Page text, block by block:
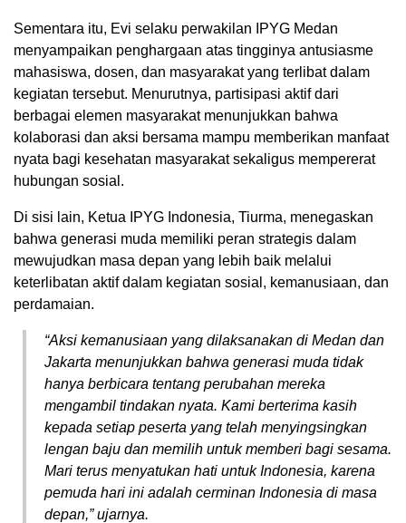
Sementara itu, Evi selaku perwakilan IPYG Medan
menyampaikan penghargaan atas tingginya antusiasme
mahasiswa, dosen, dan masyarakat yang terlibat dalam
kegiatan tersebut. Menurutnya, partisipasi aktif dari
berbagai elemen masyarakat menunjukkan bahwa
kolaborasi dan aksi bersama mampu memberikan manfaat
nyata bagi kesehatan masyarakat sekaligus mempererat
hubungan sosial.
Di sisi lain, Ketua IPYG Indonesia, Tiurma, menegaskan
bahwa generasi muda memiliki peran strategis dalam
mewujudkan masa depan yang lebih baik melalui
keterlibatan aktif dalam kegiatan sosial, kemanusiaan, dan
perdamaian.
“Aksi kemanusiaan yang dilaksanakan di Medan dan
Jakarta menunjukkan bahwa generasi muda tidak
hanya berbicara tentang perubahan mereka
mengambil tindakan nyata. Kami berterima kasih
kepada setiap peserta yang telah menyingsingkan
lengan baju dan memilih untuk memberi bagi sesama.
Mari terus menyatukan hati untuk Indonesia, karena
pemuda hari ini adalah cerminan Indonesia di masa
depan,” ujarnya.